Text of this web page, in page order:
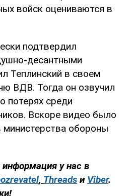
войск оцениваются в
подтвердил
десантными
Теплинский в своем
ВДВ. Тогда он озвучил
потерях среди
Вскоре видео было
министерства обороны
информация у нас в
, Threads и Viber.